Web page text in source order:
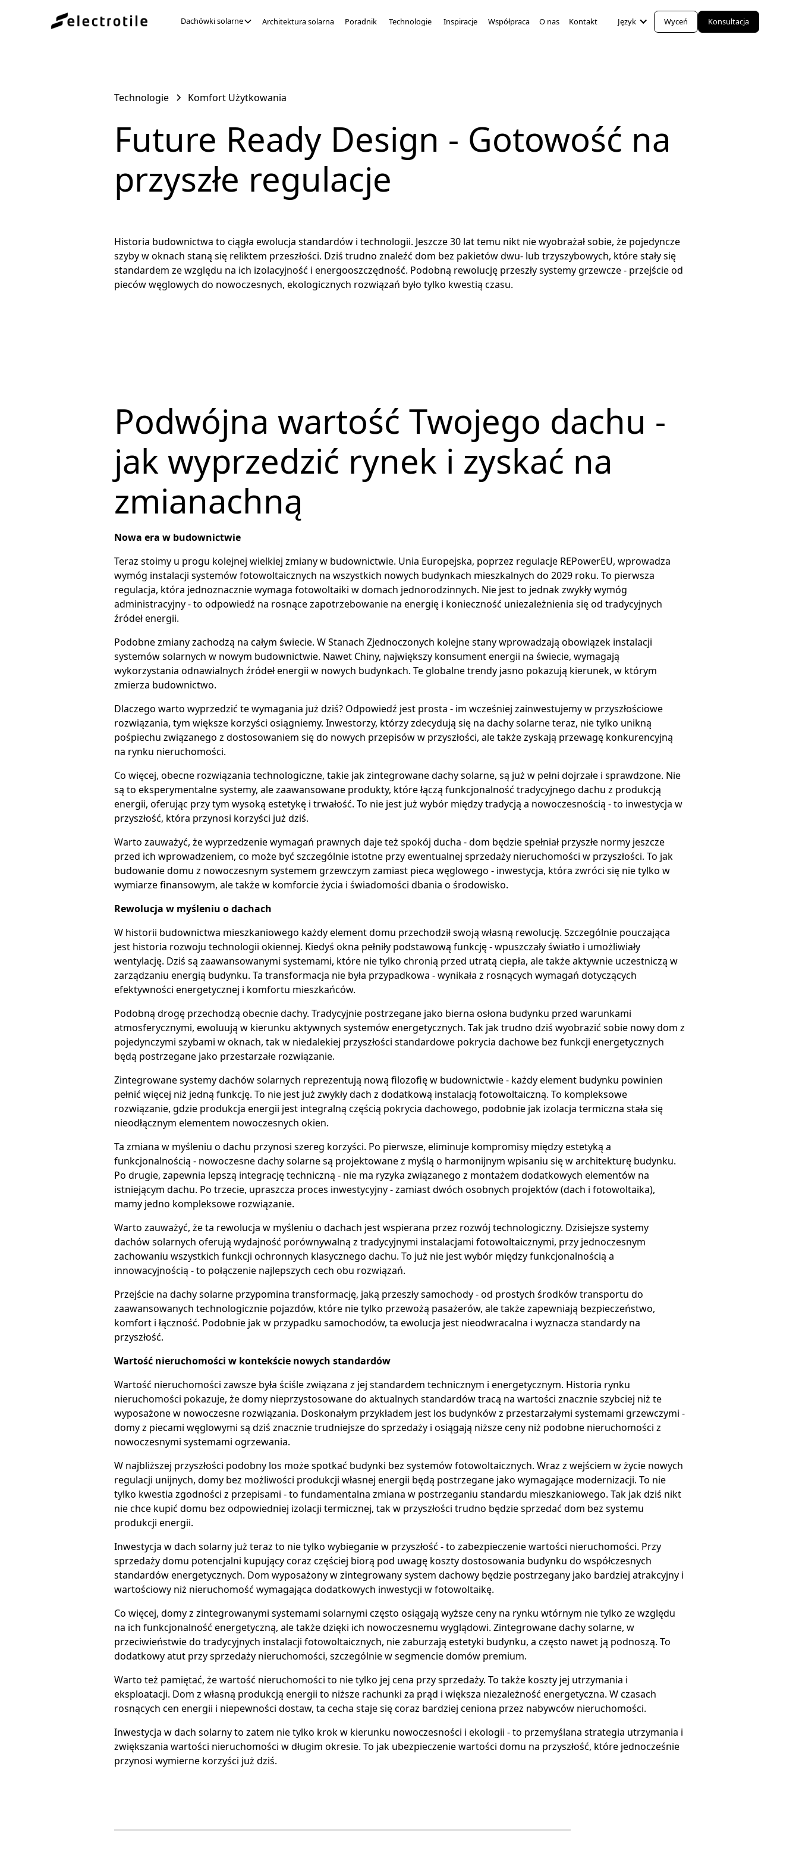
Dachówki solarne Architektura solarna Poradnik Technologie Inspiracje Współpraca O nas Kontakt Język Wyceń Konsultacja
Technologie Komfort Użytkowania
Future Ready Design - Gotowość na
przyszłe regulacje
Historia budownictwa to ciągła ewolucja standardów i technologii. Jeszcze 30 lat temu nikt nie wyobrażał sobie, że pojedyncze
szyby w oknach staną się reliktem przeszłości. Dziś trudno znaleźć dom bez pakietów dwu- lub trzyszybowych, które stały się
standardem ze względu na ich izolacyjność i energooszczędność. Podobną rewolucję przeszły systemy grzewcze - przejście od
pieców węglowych do nowoczesnych, ekologicznych rozwiązań było tylko kwestią czasu.
Podwójna wartość Twojego dachu -
jak wyprzedzić rynek i zyskać na
zmianachną
Nowa era w budownictwie
Teraz stoimy u progu kolejnej wielkiej zmiany w budownictwie. Unia Europejska, poprzez regulacje REPowerEU, wprowadza
wymóg instalacji systemów fotowoltaicznych na wszystkich nowych budynkach mieszkalnych do 2029 roku. To pierwsza
regulacja, która jednoznacznie wymaga fotowoltaiki w domach jednorodzinnych. Nie jest to jednak zwykły wymóg
administracyjny - to odpowiedź na rosnące zapotrzebowanie na energię i konieczność uniezależnienia się od tradycyjnych
źródeł energii.
Podobne zmiany zachodzą na całym świecie. W Stanach Zjednoczonych kolejne stany wprowadzają obowiązek instalacji
systemów solarnych w nowym budownictwie. Nawet Chiny, największy konsument energii na świecie, wymagają
wykorzystania odnawialnych źródeł energii w nowych budynkach. Te globalne trendy jasno pokazują kierunek, w którym
zmierza budownictwo.
Dlaczego warto wyprzedzić te wymagania już dziś? Odpowiedź jest prosta - im wcześniej zainwestujemy w przyszłościowe
rozwiązania, tym większe korzyści osiągniemy. Inwestorzy, którzy zdecydują się na dachy solarne teraz, nie tylko unikną
pośpiechu związanego z dostosowaniem się do nowych przepisów w przyszłości, ale także zyskają przewagę konkurencyjną
na rynku nieruchomości.
Co więcej, obecne rozwiązania technologiczne, takie jak zintegrowane dachy solarne, są już w pełni dojrzałe i sprawdzone. Nie
są to eksperymentalne systemy, ale zaawansowane produkty, które łączą funkcjonalność tradycyjnego dachu z produkcją
energii, oferując przy tym wysoką estetykę i trwałość. To nie jest już wybór między tradycją a nowoczesnością - to inwestycja w
przyszłość, która przynosi korzyści już dziś.
Warto zauważyć, że wyprzedzenie wymagań prawnych daje też spokój ducha - dom będzie spełniał przyszłe normy jeszcze
przed ich wprowadzeniem, co może być szczególnie istotne przy ewentualnej sprzedaży nieruchomości w przyszłości. To jak
budowanie domu z nowoczesnym systemem grzewczym zamiast pieca węglowego - inwestycja, która zwróci się nie tylko w
wymiarze finansowym, ale także w komforcie życia i świadomości dbania o środowisko.
Rewolucja w myśleniu o dachach
W historii budownictwa mieszkaniowego każdy element domu przechodził swoją własną rewolucję. Szczególnie pouczająca
jest historia rozwoju technologii okiennej. Kiedyś okna pełniły podstawową funkcję - wpuszczały światło i umożliwiały
wentylację. Dziś są zaawansowanymi systemami, które nie tylko chronią przed utratą ciepła, ale także aktywnie uczestniczą w
zarządzaniu energią budynku. Ta transformacja nie była przypadkowa - wynikała z rosnących wymagań dotyczących
efektywności energetycznej i komfortu mieszkańców.
Podobną drogę przechodzą obecnie dachy. Tradycyjnie postrzegane jako bierna osłona budynku przed warunkami
atmosferycznymi, ewoluują w kierunku aktywnych systemów energetycznych. Tak jak trudno dziś wyobrazić sobie nowy dom z
pojedynczymi szybami w oknach, tak w niedalekiej przyszłości standardowe pokrycia dachowe bez funkcji energetycznych
będą postrzegane jako przestarzałe rozwiązanie.
Zintegrowane systemy dachów solarnych reprezentują nową filozofię w budownictwie - każdy element budynku powinien
pełnić więcej niż jedną funkcję. To nie jest już zwykły dach z dodatkową instalacją fotowoltaiczną. To kompleksowe
rozwiązanie, gdzie produkcja energii jest integralną częścią pokrycia dachowego, podobnie jak izolacja termiczna stała się
nieodłącznym elementem nowoczesnych okien.
Ta zmiana w myśleniu o dachu przynosi szereg korzyści. Po pierwsze, eliminuje kompromisy między estetyką a
funkcjonalnością - nowoczesne dachy solarne są projektowane z myślą o harmonijnym wpisaniu się w architekturę budynku.
Po drugie, zapewnia lepszą integrację techniczną - nie ma ryzyka związanego z montażem dodatkowych elementów na
istniejącym dachu. Po trzecie, upraszcza proces inwestycyjny - zamiast dwóch osobnych projektów (dach i fotowoltaika),
mamy jedno kompleksowe rozwiązanie.
Warto zauważyć, że ta rewolucja w myśleniu o dachach jest wspierana przez rozwój technologiczny. Dzisiejsze systemy
dachów solarnych oferują wydajność porównywalną z tradycyjnymi instalacjami fotowoltaicznymi, przy jednoczesnym
zachowaniu wszystkich funkcji ochronnych klasycznego dachu. To już nie jest wybór między funkcjonalnością a
innowacyjnością - to połączenie najlepszych cech obu rozwiązań.
Przejście na dachy solarne przypomina transformację, jaką przeszły samochody - od prostych środków transportu do
zaawansowanych technologicznie pojazdów, które nie tylko przewożą pasażerów, ale także zapewniają bezpieczeństwo,
komfort i łączność. Podobnie jak w przypadku samochodów, ta ewolucja jest nieodwracalna i wyznacza standardy na
przyszłość.
Wartość nieruchomości w kontekście nowych standardów
Wartość nieruchomości zawsze była ściśle związana z jej standardem technicznym i energetycznym. Historia rynku
nieruchomości pokazuje, że domy nieprzystosowane do aktualnych standardów tracą na wartości znacznie szybciej niż te
wyposażone w nowoczesne rozwiązania. Doskonałym przykładem jest los budynków z przestarzałymi systemami grzewczymi -
domy z piecami węglowymi są dziś znacznie trudniejsze do sprzedaży i osiągają niższe ceny niż podobne nieruchomości z
nowoczesnymi systemami ogrzewania.
W najbliższej przyszłości podobny los może spotkać budynki bez systemów fotowoltaicznych. Wraz z wejściem w życie nowych
regulacji unijnych, domy bez możliwości produkcji własnej energii będą postrzegane jako wymagające modernizacji. To nie
tylko kwestia zgodności z przepisami - to fundamentalna zmiana w postrzeganiu standardu mieszkaniowego. Tak jak dziś nikt
nie chce kupić domu bez odpowiedniej izolacji termicznej, tak w przyszłości trudno będzie sprzedać dom bez systemu
produkcji energii.
Inwestycja w dach solarny już teraz to nie tylko wybieganie w przyszłość - to zabezpieczenie wartości nieruchomości. Przy
sprzedaży domu potencjalni kupujący coraz częściej biorą pod uwagę koszty dostosowania budynku do współczesnych
standardów energetycznych. Dom wyposażony w zintegrowany system dachowy będzie postrzegany jako bardziej atrakcyjny i
wartościowy niż nieruchomość wymagająca dodatkowych inwestycji w fotowoltaikę.
Co więcej, domy z zintegrowanymi systemami solarnymi często osiągają wyższe ceny na rynku wtórnym nie tylko ze względu
na ich funkcjonalność energetyczną, ale także dzięki ich nowoczesnemu wyglądowi. Zintegrowane dachy solarne, w
przeciwieństwie do tradycyjnych instalacji fotowoltaicznych, nie zaburzają estetyki budynku, a często nawet ją podnoszą. To
dodatkowy atut przy sprzedaży nieruchomości, szczególnie w segmencie domów premium.
Warto też pamiętać, że wartość nieruchomości to nie tylko jej cena przy sprzedaży. To także koszty jej utrzymania i
eksploatacji. Dom z własną produkcją energii to niższe rachunki za prąd i większa niezależność energetyczna. W czasach
rosnących cen energii i niepewności dostaw, ta cecha staje się coraz bardziej ceniona przez nabywców nieruchomości.
Inwestycja w dach solarny to zatem nie tylko krok w kierunku nowoczesności i ekologii - to przemyślana strategia utrzymania i
zwiększania wartości nieruchomości w długim okresie. To jak ubezpieczenie wartości domu na przyszłość, które jednocześnie
przynosi wymierne korzyści już dziś.